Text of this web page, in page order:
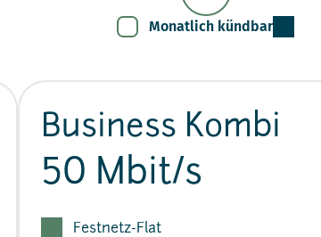
Monatlich kündbar
Business Kombi
50 Mbit/s
Festnetz-Flat